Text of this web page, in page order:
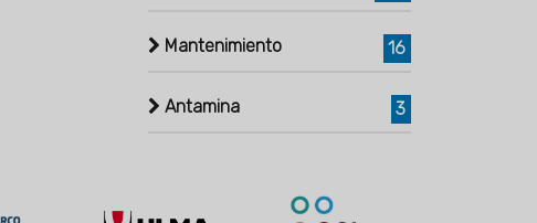
Mantenimiento 16
Antamina 3